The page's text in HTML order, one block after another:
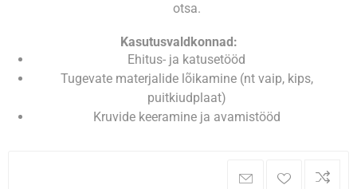
otsa.
Kasutusvaldkonnad:
Ehitus- ja katusetööd
Tugevate materjalide lõikamine (nt vaip, kips,
puitkiudplaat)
Kruvide keeramine ja avamistööd